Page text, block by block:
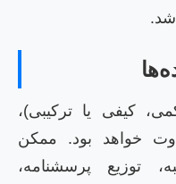
کیفی یا ترکیبی)،
خواهد بود. ممکن
توزیع پرسشنامه،